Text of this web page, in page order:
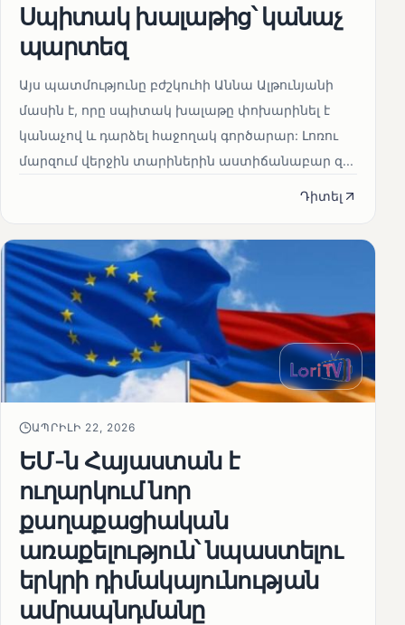
Սպիտակ խալաթից՝ կանաչ
պարտեզ
Այս պատմությունը բժշկուհի Աննա Ալթունյանի
մասին է, որը սպիտակ խալաթը փոխարինել է
կանաչով և դարձել հաջողակ գործարար: Լոռու
մարզում վերջին տարիներին աստիճանաբար զ...
Դիտել
ԱՊՐԻԼԻ 22, 2026
ԵՄ-ն Հայաստան է
ուղարկում նոր
քաղաքացիական
առաքելություն՝ նպաստելու
երկրի դիմակայունության
ամրապնդմանը